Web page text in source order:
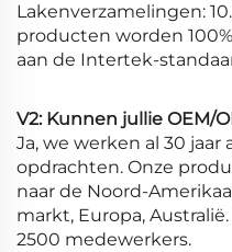
Lakenverzamelingen:
producten worden
aan de Intertek-
V2: Kunnen jullie OEM/
Ja, we werken al 30 jaar
opdrachten. Onze
naar de Noord-
markt, Europa,
2500 medewerkers.